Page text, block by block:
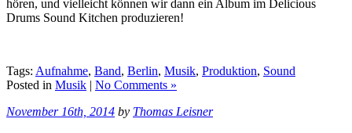
hören, und vielleicht können wir dann ein Album im Delicious
Drums Sound Kitchen produzieren!
Tags: Aufnahme, Band, Berlin, Musik, Produktion, Sound
Posted in Musik | No Comments »
November 16th, 2014 by Thomas Leisner